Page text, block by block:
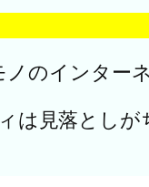
ノのインタ
は見落とし